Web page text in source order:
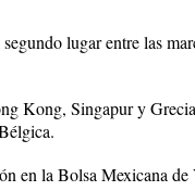
lugar entre las
Kong, Singapur y
en la Bolsa Mexicana de